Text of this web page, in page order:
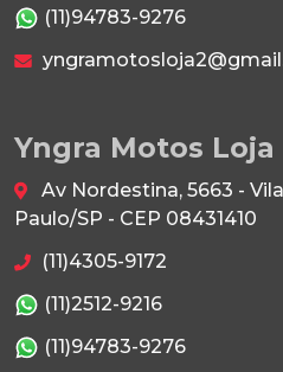
(11)94783-9276
Yngra Motos Loja
Av Nordestina, 5663 -
Paulo/SP - CEP 08431410
(11)4305-9172
(11)2512-9216
(11)94783-9276